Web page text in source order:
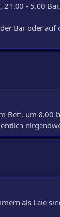
21.00 - 5.00
Bar oder auf
Bett, um 8.00
als Laie